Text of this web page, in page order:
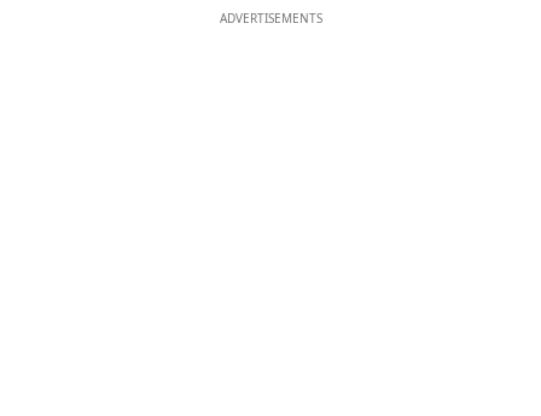
ADVERTISEMENTS